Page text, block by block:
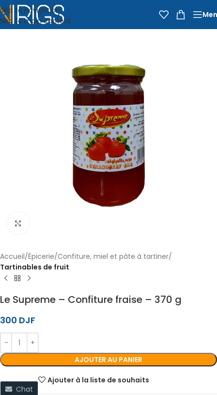
Skip to navigation
Skip to main content
Accueil Épicerie Confiture, miel et pâte à tartiner
Tartinables de fruit
Le Supreme – Confiture fraise – 370 g
300 DJF
AJOUTER AU PANIER
Ajouter à la liste de souhaits
Chat